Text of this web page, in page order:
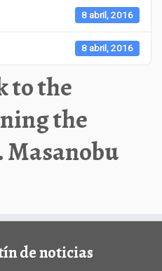
8 abril, 2016
8 abril, 2016
to the
the
Masanobu
de noticias